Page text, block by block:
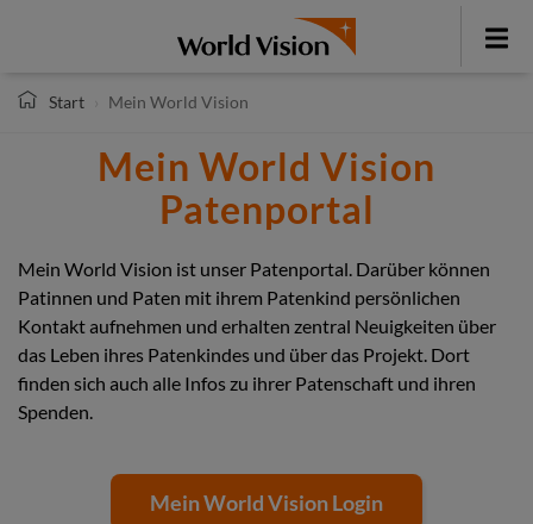
Toggle
Start
Mein World Vision
Mein World Vision
Patenportal
Mein World Vision ist unser Patenportal. Darüber können
Patinnen und Paten mit ihrem Patenkind persönlichen
Kontakt aufnehmen und erhalten zentral Neuigkeiten über
das Leben ihres Patenkindes und über das Projekt. Dort
finden sich auch alle Infos zu ihrer Patenschaft und ihren
Spenden.
Mein World Vision Login